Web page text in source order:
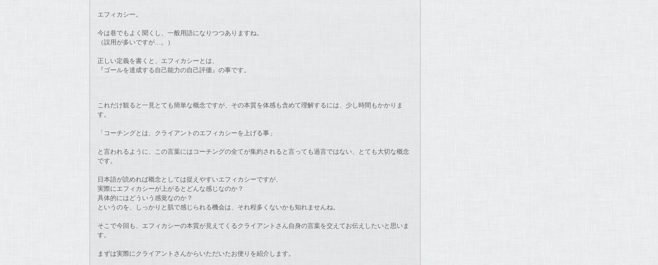
エフィカシー。
今は巷でもよく聞くし、一般用語になりつつありますね。
（誤用が多いですが…。）
正しい定義を書くと、エフィカシーとは、
『ゴールを達成する自己能力の自己評価』の事です。
これだけ観ると一見とても簡単な概念ですが、 その本質を体感も含めて理解するには、少し時間もかかりま
す。
「コーチングとは、クライアントのエフィカシーを上げる事」
と言われるように、 この言葉にはコーチングの全てが集約されると言っても過言ではない、とても大切な概念
です。
日本語が読めれば概念としては捉えやすいエフィカシーですが、
実際にエフィカシーが上がるとどんな感じなのか？
具体的にはどういう感覚なのか？
というのを、しっかりと肌で感じられる機会は、 それ程多くないかも知れませんね。
そこで今回も、 エフィカシーの本質が見えてくるクライアントさん自身の言葉を交 えてお伝えしたいと思いま
す。
まずは実際にクライアントさんからいただいたお便りを紹介します。